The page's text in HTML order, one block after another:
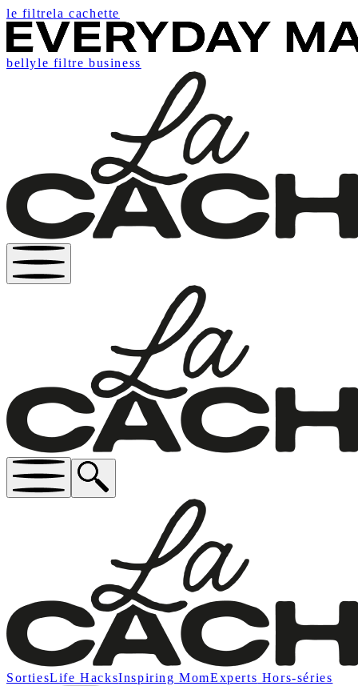
le filtrela cachette
bellyle filtre business
SortiesLife HacksInspiring MomExperts Hors-séries